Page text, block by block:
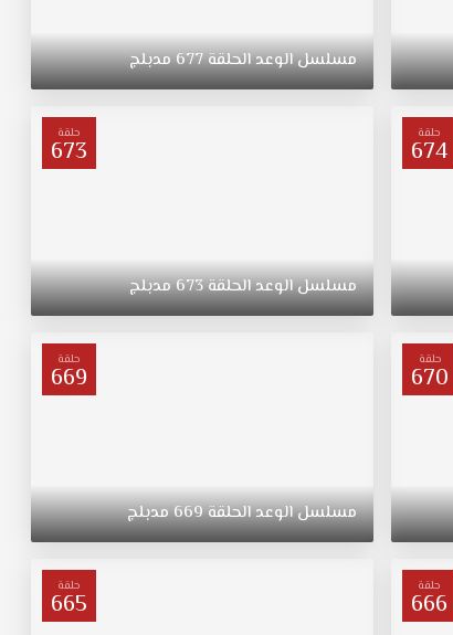
مسلسلالوعدالحلقة677مدبلج
حلقة
674
حلقة
673
مسلسلالوعدالحلقة673مدبلج
حلقة
670
حلقة
669
مسلسلالوعدالحلقة669مدبلج
حلقة
666
حلقة
665